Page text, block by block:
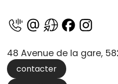
48 Avenue de la gare,
contacter